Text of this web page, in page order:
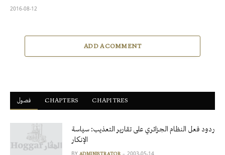
2016-08-12
ADD A COMMENT
فصول ْCHAPTERS CHAPITRES
ردود فعل النظام الجزائري على تقارير التعذيب: سياسة
الإنكار
BY 2003-05-14